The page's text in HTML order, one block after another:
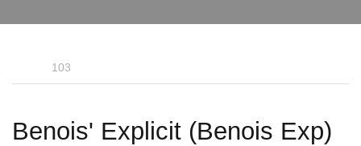
103
Benois' Explicit (Benois Exp)